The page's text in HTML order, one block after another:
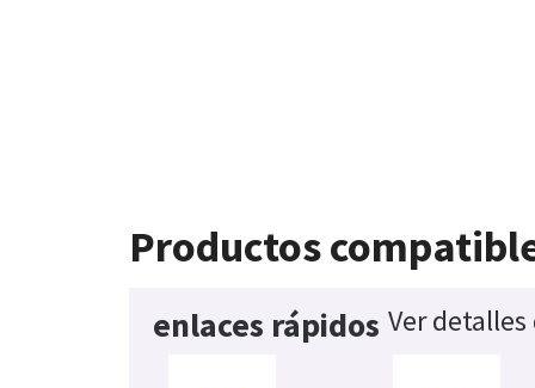
Productos
enlaces rápidos Ver